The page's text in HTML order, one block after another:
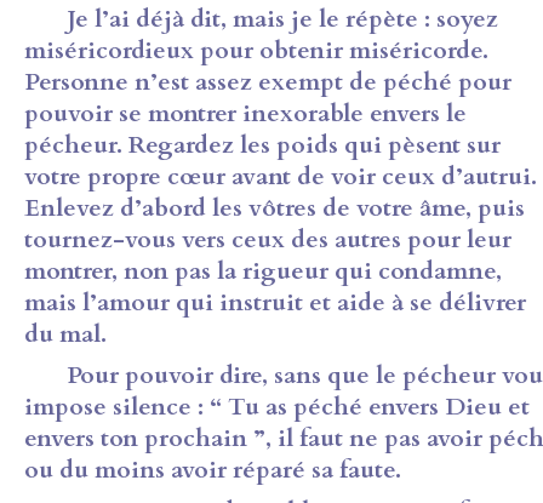
Je l’ai déjà dit, mais je le répète : soyez
miséricordieux pour obtenir miséricorde.
Personne n’est assez exempt de péché pour
pouvoir se montrer inexorable envers le
pécheur. Regardez les poids qui pèsent sur
votre propre cœur avant de voir ceux d’autrui.
Enlevez d’abord les vôtres de votre âme, puis
tournez-vous vers ceux des autres pour leur
montrer, non pas la rigueur qui condamne,
mais l’amour qui instruit et aide à se délivrer
du mal.
Pour pouvoir dire, sans que le pécheur
impose silence : “ Tu as péché envers Dieu et
envers ton prochain ”, il faut ne pas avoir
ou du moins avoir réparé sa faute.